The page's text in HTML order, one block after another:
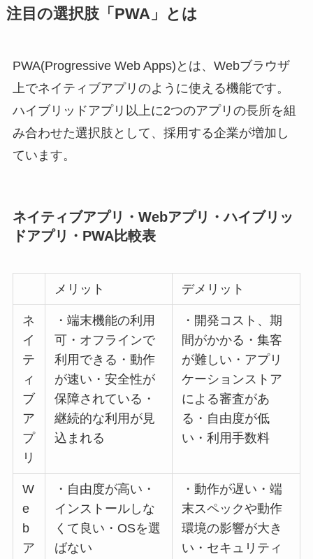
注目の選択肢「PWA」とは
PWA(Progressive Web Apps)とは、Webブラウザ
上でネイティブアプリのように使える機能です。
ハイブリッドアプリ以上に2つのアプリの長所を組
み合わせた選択肢として、採用する企業が増加し
ています。
ネイティブアプリ・Webアプリ・ハイブリッ
ドアプリ・PWA比較表
メリット デメリット
ネ
イ
テ
ィ
ブ
ア
プ
リ
・端末機能の利用
可・オフラインで
利用できる・動作
が速い・安全性が
保障されている・
継続的な利用が見
込まれる
・開発コスト、期
間がかかる・集客
が難しい・アプリ
ケーションストア
による審査があ
る・自由度が低
い・利用手数料
W
e
b
ア
・自由度が高い・
インストールしな
くて良い・OSを選
ばない
・動作が遅い・端
末スペックや動作
環境の影響が大き
い・セキュリティ